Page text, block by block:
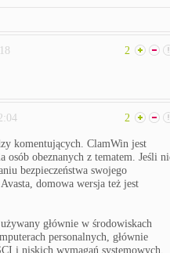
2
2
komentujących. ClamWin jest
osób obeznanych z tematem. Jeśli
bezpieczeństwa swojego
domowa wersja też jest
głównie w środowiskach
personalnych, głównie
i niskich wymagań systemowych.